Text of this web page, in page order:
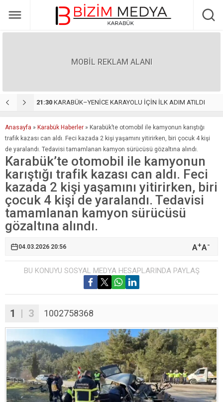
MOBİL REKLAM ALANI
ATILDI 22:55 Yöresel Lezzetleri Türkiye’nin Dört Bir Yanına Taşıyan Başarı Hikâyesi: Duman Organizasyon
Anasayfa » Karabük Haberler » Karabük’te otomobil ile kamyonun karıştığı
trafik kazası can aldı. Feci kazada 2 kişi yaşamını yitirirken, biri çocuk 4 kişi
de yaralandı. Tedavisi tamamlanan kamyon sürücüsü gözaltına alındı.
Karabük’te otomobil ile kamyonun
karıştığı trafik kazası can aldı. Feci
kazada 2 kişi yaşamını yitirirken, biri
çocuk 4 kişi de yaralandı. Tedavisi
tamamlanan kamyon sürücüsü
gözaltına alındı.
04.03.2026 20:56 A+A-
BU KONUYU SOSYAL MEDYA HESAPLARINDA PAYLAŞ
1 | 3 1002758368